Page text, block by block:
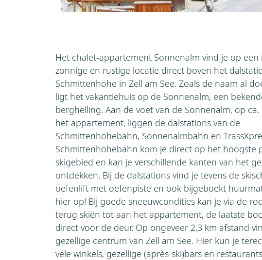
Het chalet-appartement Sonnenalm vind je op een
zonnige en rustige locatie direct boven het
Schmittenhöhe in Zell am See. Zoals de naam al
ligt het vakantiehuis op de Sonnenalm, een
berghelling. Aan de voet van de Sonnenalm, op
het appartement, liggen de dalstations van de
Schmittenhöhebahn, Sonnenalmbahn en
Schmittenhöhebahn kom je direct op het hoogste
skigebied en kan je verschillende kanten van het
ontdekken. Bij de dalstations vind je tevens de
oefenlift met oefenpiste en ook bijgeboekt
hier op! Bij goede sneeuwcondities kan je via de
terug skiën tot aan het appartement, de laatste
direct voor de deur. Op ongeveer 2,3 km afstand
gezellige centrum van Zell am See. Hier kun je
vele winkels, gezellige (après-ski)bars en